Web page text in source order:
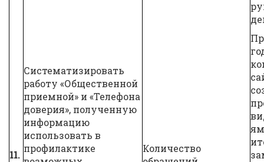
11.
Систематизировать
работу «Общественной
приемной» и «Телефона
доверия», полученную
информацию
использовать в
профилактике
Количество